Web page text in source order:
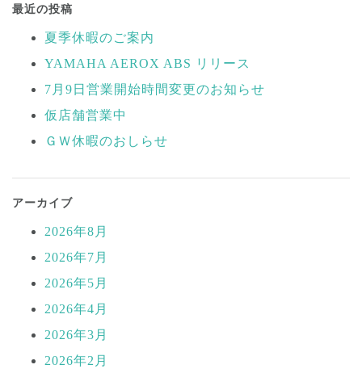
稿
ナ
ゲ
ー
シ
ン
最近の投稿
夏季休暇のご案内
YAMAHA AEROX ABS リリース
7月9日営業開始時間変更のお知らせ
仮店舗営業中
ＧＷ休暇のおしらせ
アーカイブ
2026年8月
2026年7月
2026年5月
2026年4月
2026年3月
2026年2月